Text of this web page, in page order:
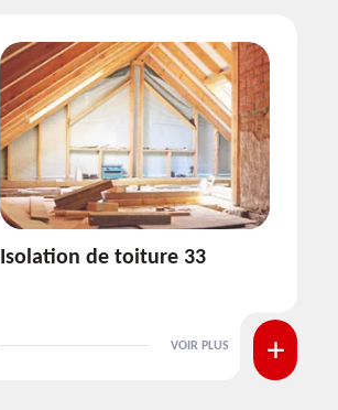
Pose et nettoyage de
VOIR PLUS